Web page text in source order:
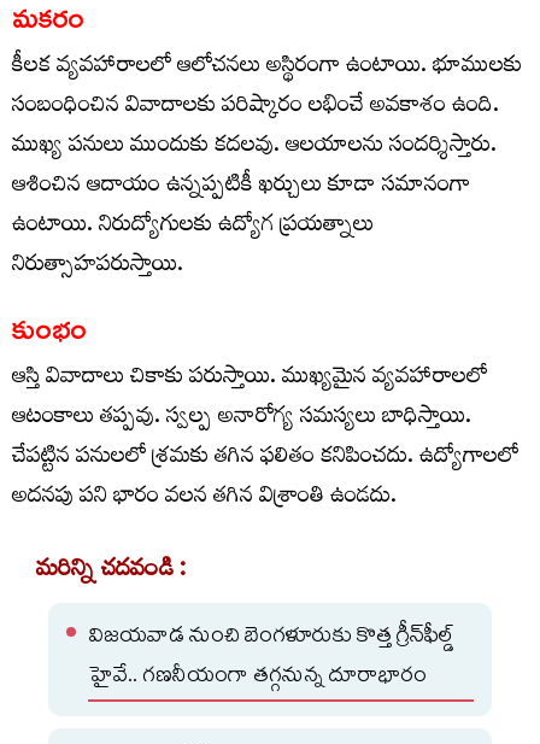
మకరం
కీలక వ్యవహారాలలో ఆలోచనలు అస్థిరంగా ఉంటాయి. భూములకు
సంబంధించిన వివాదాలకు పరిష్కారం లభించే అవకాశం ఉంది.
ముఖ్య పనులు ముందుకు కదలవు. ఆలయాలను సందర్శిస్తారు.
ఆశించిన ఆదాయం ఉన్నప్పటికీ ఖర్చులు కూడా సమానంగా
ఉంటాయి. నిరుద్యోగులకు ఉద్యోగ ప్రయత్నాలు
నిరుత్సాహపరుస్తాయి.
కుంభం
ఆస్తి వివాదాలు చికాకు పరుస్తాయి. ముఖ్యమైన వ్యవహారాలలో
ఆటంకాలు తప్పవు. స్వల్ప అనారోగ్య సమస్యలు బాధిస్తాయి.
చేపట్టిన పనులలో శ్రమకు తగిన ఫలితం కనిపించదు. ఉద్యోగాలలో
అదనపు పని భారం వలన తగిన విశ్రాంతి ఉండదు.
మరిన్ని చదవండి :
విజయవాడ నుంచి బెంగళూరుకు కొత్త గ్రీన్‌ఫీల్డ్‌
హైవే.. గణనీయంగా తగ్గనున్న దూరాభారం